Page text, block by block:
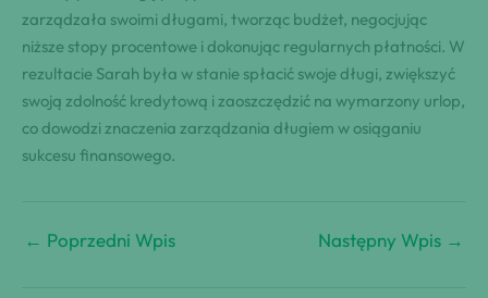
zarządzała swoimi długami, tworząc budżet, negocjując
niższe stopy procentowe i dokonując regularnych płatności. W
rezultacie Sarah była w stanie spłacić swoje długi, zwiększyć
swoją zdolność kredytową i zaoszczędzić na wymarzony urlop,
co dowodzi znaczenia zarządzania długiem w osiąganiu
sukcesu finansowego.
← Poprzedni Wpis Następny Wpis →